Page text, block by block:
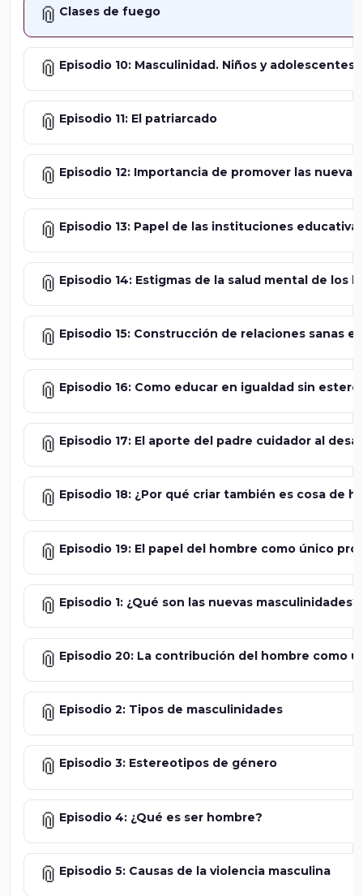
📎 Clases de fuego
📎 Episodio 10: Masculinidad. Niños y adolescentes
📎 Episodio 11: El patriarcado
📎 Episodio 12: Importancia de promover las
📎 Episodio 13: Papel de las instituciones
📎 Episodio 14: Estigmas de la salud mental de los
📎 Episodio 15: Construcción de relaciones sanas e
📎 Episodio 16: Como educar en igualdad sin
📎 Episodio 17: El aporte del padre cuidador al
📎 Episodio 18: ¿Por qué criar también es cosa de
📎 Episodio 19: El papel del hombre como único
📎 Episodio 1: ¿Qué son las nuevas masculinidades?
📎 Episodio 20: La contribución del hombre como
📎 Episodio 2: Tipos de masculinidades
📎 Episodio 3: Estereotipos de género
📎 Episodio 4: ¿Qué es ser hombre?
📎 Episodio 5: Causas de la violencia masculina